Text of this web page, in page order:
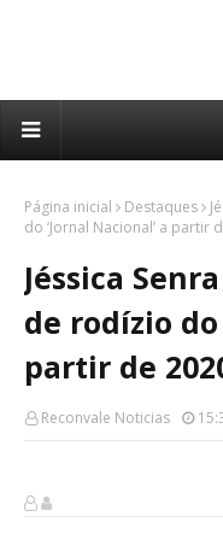
Página inicial Destaques
do ‘Jornal Nacional’ a partir
Jéssica
de rodízio do
partir de
Reconvale Noticias